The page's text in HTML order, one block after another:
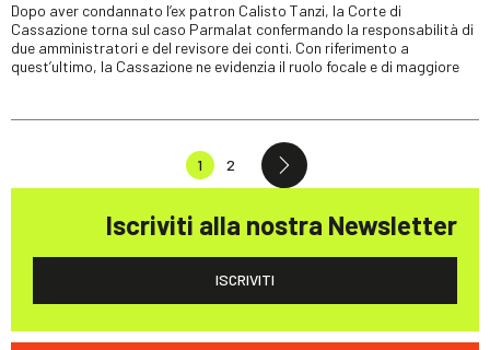
Dopo aver condannato l’ex patron Calisto Tanzi, la Corte di
Cassazione torna sul caso Parmalat confermando la responsabilità di
due amministratori e del revisore dei conti. Con riferimento a
quest’ultimo, la Cassazione ne evidenzia il ruolo focale e di maggiore
1 2
Iscriviti alla nostra Newsletter
ISCRIVITI